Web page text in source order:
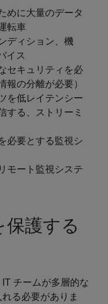
めに大量のデータ
転車
ディション、機
イス
セキュリティを必
報の分離が必要）
を低レイテンシー
する、ストリーミ
必要とする監視シ
モート監視システ
護する
チームが多層的な
る必要がありま